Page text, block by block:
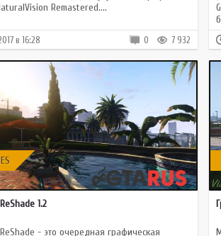
Remastered....
в 16:28 7 932
0
1.2
- это очередная графическая